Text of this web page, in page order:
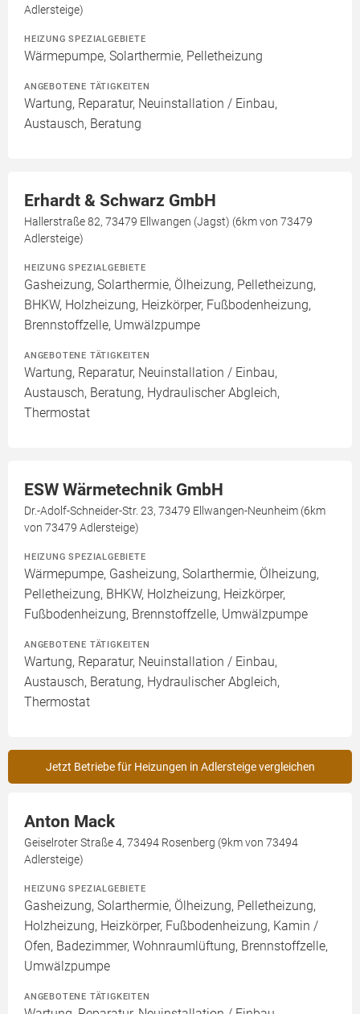
Adlersteige)
HEIZUNG SPEZIALGEBIETE
Wärmepumpe, Solarthermie, Pelletheizung
ANGEBOTENE TÄTIGKEITEN
Wartung, Reparatur, Neuinstallation / Einbau,
Austausch, Beratung
Erhardt & Schwarz GmbH
Hallerstraße 82, 73479 Ellwangen (Jagst) (6km von 73479
Adlersteige)
HEIZUNG SPEZIALGEBIETE
Gasheizung, Solarthermie, Ölheizung, Pelletheizung,
BHKW, Holzheizung, Heizkörper, Fußbodenheizung,
Brennstoffzelle, Umwälzpumpe
ANGEBOTENE TÄTIGKEITEN
Wartung, Reparatur, Neuinstallation / Einbau,
Austausch, Beratung, Hydraulischer Abgleich,
Thermostat
ESW Wärmetechnik GmbH
Dr.-Adolf-Schneider-Str. 23, 73479 Ellwangen-Neunheim (6km
von 73479 Adlersteige)
HEIZUNG SPEZIALGEBIETE
Wärmepumpe, Gasheizung, Solarthermie, Ölheizung,
Pelletheizung, BHKW, Holzheizung, Heizkörper,
Fußbodenheizung, Brennstoffzelle, Umwälzpumpe
ANGEBOTENE TÄTIGKEITEN
Wartung, Reparatur, Neuinstallation / Einbau,
Austausch, Beratung, Hydraulischer Abgleich,
Thermostat
Jetzt Betriebe für Heizungen in Adlersteige vergleichen
Anton Mack
Geiselroter Straße 4, 73494 Rosenberg (9km von 73494
Adlersteige)
HEIZUNG SPEZIALGEBIETE
Gasheizung, Solarthermie, Ölheizung, Pelletheizung,
Holzheizung, Heizkörper, Fußbodenheizung, Kamin /
Ofen, Badezimmer, Wohnraumlüftung, Brennstoffzelle,
Umwälzpumpe
ANGEBOTENE TÄTIGKEITEN